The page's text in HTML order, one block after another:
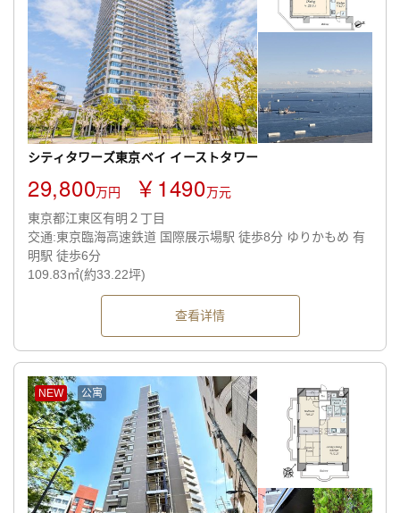
シティタワーズ東京ベイ イーストタワー
29,800万円 ￥1490万元
東京都江東区有明２丁目
交通:東京臨海高速鉄道 国際展示場駅 徒歩8分 ゆりかもめ 有
明駅 徒歩6分
109.83㎡(約33.22坪)
查看详情
NEW 公寓